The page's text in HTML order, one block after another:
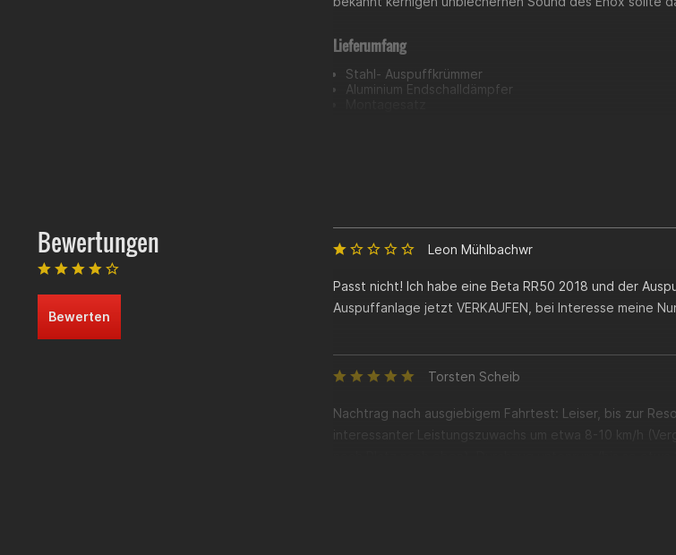
Lieferumfang
Stahl- Auspuffkrümmer
Aluminium Endschalldämpfer
nicht annehmen.
Auspuffkrümmer entfernt wird.
Bewertungen
Bewerten
Leon Mühlbachwr
Passt nicht! Ich habe eine Beta RR50 2018 und der
Auspuffanlage jetzt VERKAUFEN, bei Interesse meine
Torsten Scheib
Nachtrag nach ausgiebigem Fahrtest: Leiser, bis zur
interessanter Leistungszuwachs um etwa 8-10 km/h
noch Platz nach oben). Durchzug untenrum (bis so
Geschmacks zündet dann allerdings der "Kick some